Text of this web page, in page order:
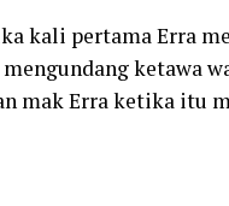
kali pertama Erra
ketawa
mak Erra ketika itu